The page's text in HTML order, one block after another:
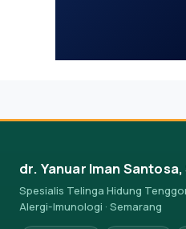
dr. Yanuar Iman
Spesialis Telinga Hidung
Alergi-Imunologi · Semarang